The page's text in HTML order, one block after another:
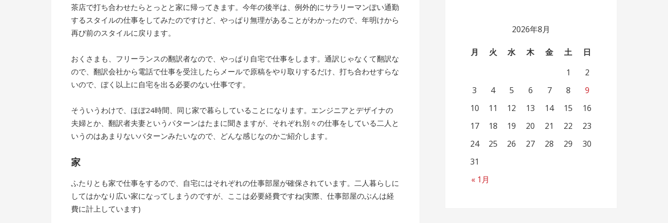
茶店で打ち合わせたらとっとと家に帰ってきます。今年の後半は、例外的にサラリーマンぽい通勤
するスタイルの仕事をしてみたのですけど、やっぱり無理があることがわかったので、年明けから
再び前のスタイルに戻ります。
おくさまも、フリーランスの翻訳者なので、やっぱり自宅で仕事をします。通訳じゃなくて翻訳な
ので、翻訳会社から電話で仕事を受注したらメールで原稿をやり取りするだけ、打ち合わせすらな
いので、ぼく以上に自宅を出る必要のない仕事です。
そういうわけで、ほぼ24時間、同じ家で暮らしていることになります。エンジニアとデザイナの
夫婦とか、翻訳者夫妻というパターンはたまに聞きますが、それぞれ別々の仕事をしている二人と
いうのはあまりないパターンみたいなので、どんな感じなのかご紹介します。
家
ふたりとも家で仕事をするので、自宅にはそれぞれの仕事部屋が確保されています。二人暮らしに
してはかなり広い家になってしまうのですが、ここは必要経費ですね(実際、仕事部屋のぶんは経
費に計上しています)
2026年8月
月 火 水 木 金 土 日
« 1月
1
2
3
4 5 6 7 8
9
10
11 12 13 14 15
16
17
18 19 20 21 22
23
24
25 26 27 28 29
30
31